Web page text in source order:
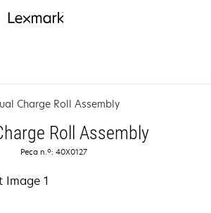
Charge Roll Assembly
Roll Assembly
Peça n.º: 40X0127